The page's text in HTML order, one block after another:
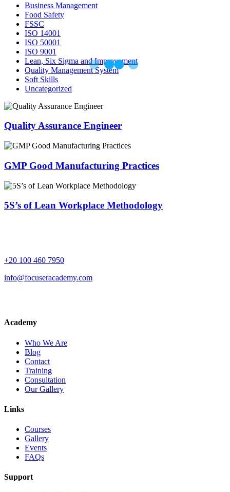
Business Management
Food Safety
FSSC
ISO 14001
ISO 50001
ISO 9001
Lean, Six Sigma and Improvement
Quality Management System
Soft Skills
Uncategorized
Quality Assurance Engineer
GMP Good Manufacturing Practices
5S’s of Lean Workplace Methodology
+20 100 460 7950
info@focuseracademy.com
Academy
Who We Are
Blog
Contact
Training
Consultation
Our Gallery
Links
Courses
Gallery
Events
FAQs
Support